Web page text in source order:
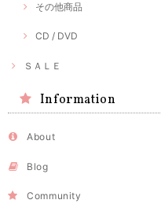
その他商品
CD / DVD
ＳＡＬＥ
Information
About
Blog
Community